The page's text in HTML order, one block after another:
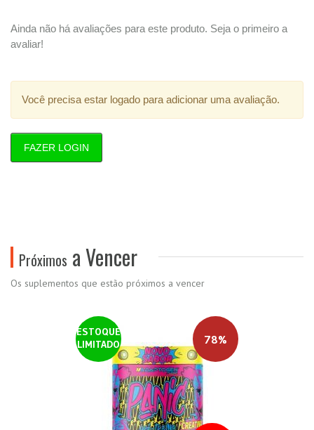
Ainda não há avaliações para este produto. Seja o primeiro a
avaliar!
Você precisa estar logado para adicionar uma avaliação.
FAZER LOGIN
Próximos a Vencer
Os suplementos que estão próximos a vencer
ESTOQUE
LIMITADO
78%